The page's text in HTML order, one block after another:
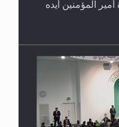
المؤمنين أيده